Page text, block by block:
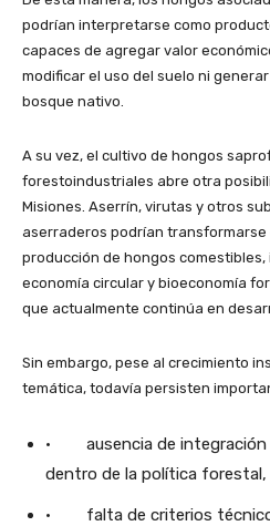
podrían interpretarse como
capaces de agregar valor
modificar el uso del suelo ni
bosque nativo.
A su vez, el cultivo de hongos
forestoindustriales abre otra
Misiones. Aserrín, virutas y otros
aserraderos podrían
producción de hongos
economía circular y bioeconomía
que actualmente continúa en
Sin embargo, pese al crecimiento
temática, todavía persisten
· ausencia de integración
dentro de la política forestal,
· falta de criterios